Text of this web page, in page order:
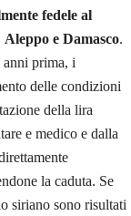
fedele al
Aleppo e Damasco.
prima, i
delle condizioni
della lira
e medico e dalla
la caduta. Se
siriano sono risultati